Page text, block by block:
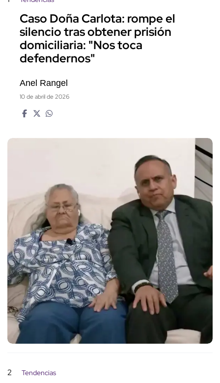
Caso Doña Carlota: rompe el
silencio tras obtener prisión
domiciliaria: "Nos toca
defendernos"
Anel Rangel
10 de abril de 2026
2 Tendencias